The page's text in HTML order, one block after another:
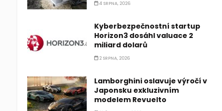
4 SRPNA, 2026
Kyberbezpečnostní startup
Horizon3 dosáhl valuace 2
miliard dolarů
2 SRPNA, 2026
Lamborghini oslavuje výročí v
Japonsku exkluzivním
modelem Revuelto